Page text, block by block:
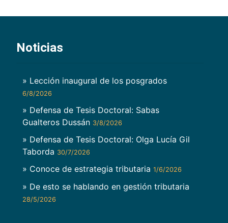
Noticias
» Lección inaugural de los posgrados
6/8/2026
» Defensa de Tesis Doctoral: Sabas
Gualteros Dussán 3/8/2026
» Defensa de Tesis Doctoral: Olga Lucía Gil
Taborda 30/7/2026
» Conoce de estrategia tributaria 1/6/2026
» De esto se hablando en gestión tributaria
28/5/2026